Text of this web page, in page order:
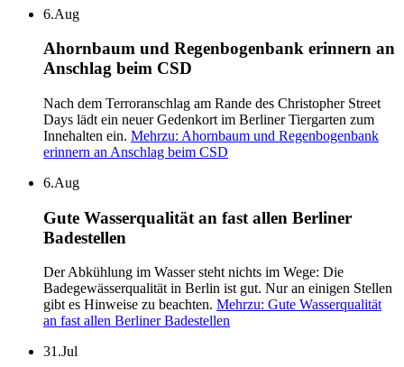
6.Aug
Ahornbaum und Regenbogenbank erinnern an
Anschlag beim CSD
Nach dem Terroranschlag am Rande des Christopher Street
Days lädt ein neuer Gedenkort im Berliner Tiergarten zum
Innehalten ein. Mehrzu: Ahornbaum und Regenbogenbank
erinnern an Anschlag beim CSD
6.Aug
Gute Wasserqualität an fast allen Berliner
Badestellen
Der Abkühlung im Wasser steht nichts im Wege: Die
Badegewässerqualität in Berlin ist gut. Nur an einigen Stellen
gibt es Hinweise zu beachten. Mehrzu: Gute Wasserqualität
an fast allen Berliner Badestellen
31.Jul